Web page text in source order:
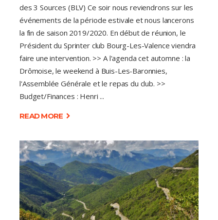
des 3 Sources (BLV) Ce soir nous reviendrons sur les
événements de la période estivale et nous lancerons
la fin de saison 2019/2020. En début de réunion, le
Président du Sprinter club Bourg-Les-Valence viendra
faire une intervention. >> A l'agenda cet automne : la
Drômoise, le weekend à Buis-Les-Baronnies,
l'Assemblée Générale et le repas du club. >>
Budget/Finances : Henri
READ MORE